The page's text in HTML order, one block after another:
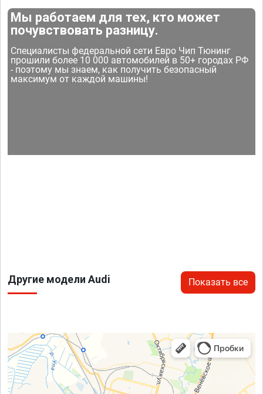
Мы работаем для тех, кто может
почувствовать разницу.
Специалисты федеральной сети Евро Чип Тюнинг
прошили более 10 000 автомобилей в 50+ городах РФ
- поэтому мы знаем, как получить безопасный
максимум от каждой машины!
Другие модели Audi Показать все